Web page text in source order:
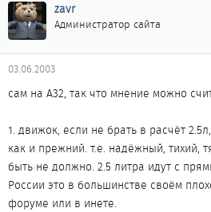
zavr
Администратор сайта
03.06.2003
сам на А32, так что мнение можно
1. движок, если не брать в расчёт
как и прежний. т.е. надёжный, тихий,
быть не должно. 2.5 литра идут с
России это в большинстве своём
форуме или в инете.